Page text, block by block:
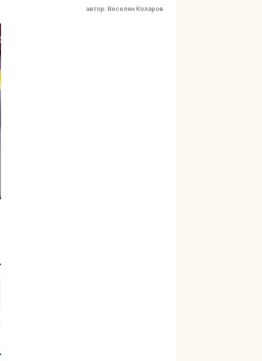
автор: Веселин Коларов